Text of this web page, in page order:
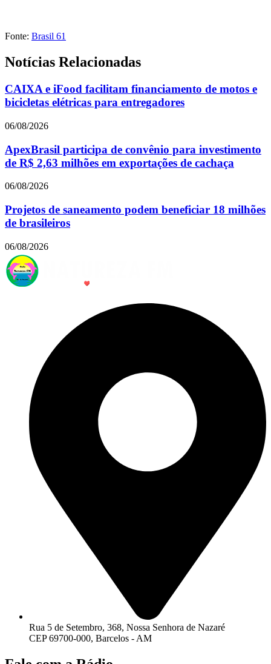
Fonte: Brasil 61
Notícias Relacionadas
CAIXA e iFood facilitam financiamento de motos e
bicicletas elétricas para entregadores
06/08/2026
ApexBrasil participa de convênio para investimento
de R$ 2,63 milhões em exportações de cachaça
06/08/2026
Projetos de saneamento podem beneficiar 18 milhões
de brasileiros
06/08/2026
Rua 5 de Setembro, 368, Nossa Senhora de Nazaré
CEP 69700-000, Barcelos - AM